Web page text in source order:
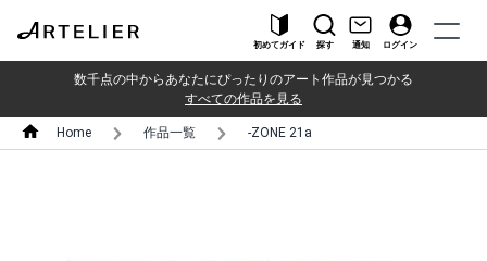
初めてガイド 探す 通知 ログイン
数千点の中からあなたにぴったりのアート作品が見つかる
すべての作品を見る
Home 作品一覧 -ZONE 21a